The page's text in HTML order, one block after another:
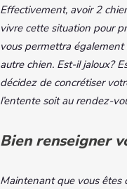
Effectivement, avoir 2
vivre cette situation pour
vous permettra
autre chien. Est-il jaloux?
décidez de concrétiser
l’entente soit au rendez-
Bien renseigner
Maintenant que vous êtes